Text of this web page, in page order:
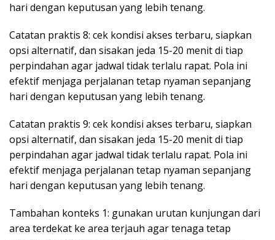
hari dengan keputusan yang lebih tenang.
Catatan praktis 8: cek kondisi akses terbaru, siapkan
opsi alternatif, dan sisakan jeda 15-20 menit di tiap
perpindahan agar jadwal tidak terlalu rapat. Pola ini
efektif menjaga perjalanan tetap nyaman sepanjang
hari dengan keputusan yang lebih tenang.
Catatan praktis 9: cek kondisi akses terbaru, siapkan
opsi alternatif, dan sisakan jeda 15-20 menit di tiap
perpindahan agar jadwal tidak terlalu rapat. Pola ini
efektif menjaga perjalanan tetap nyaman sepanjang
hari dengan keputusan yang lebih tenang.
Tambahan konteks 1: gunakan urutan kunjungan dari
area terdekat ke area terjauh agar tenaga tetap